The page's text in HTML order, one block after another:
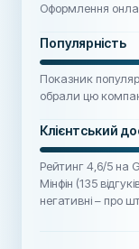
Оформлення
Популярність
Показник
обрали цю
Клієнтський
Рейтинг 4,6/5 на
Мінфін (135
негативні – про